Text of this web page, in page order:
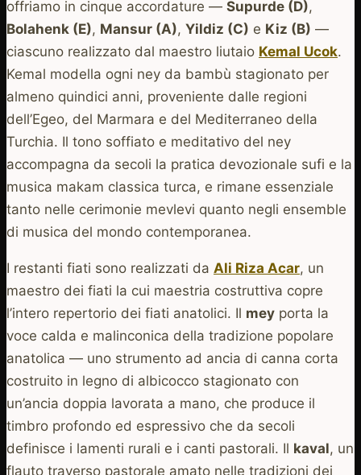
offriamo in cinque accordature — Supurde (D),
Bolahenk (E), Mansur (A), Yildiz (C) e Kiz (B) —
ciascuno realizzato dal maestro liutaio Kemal Ucok.
Kemal modella ogni ney da bambù stagionato per
almeno quindici anni, proveniente dalle regioni
dell’Egeo, del Marmara e del Mediterraneo della
Turchia. Il tono soffiato e meditativo del ney
accompagna da secoli la pratica devozionale sufi e la
musica makam classica turca, e rimane essenziale
tanto nelle cerimonie mevlevi quanto negli ensemble
di musica del mondo contemporanea.
I restanti fiati sono realizzati da Ali Riza Acar, un
maestro dei fiati la cui maestria costruttiva copre
l’intero repertorio dei fiati anatolici. Il mey porta la
voce calda e malinconica della tradizione popolare
anatolica — uno strumento ad ancia di canna corta
costruito in legno di albicocco stagionato con
un’ancia doppia lavorata a mano, che produce il
timbro profondo ed espressivo che da secoli
definisce i lamenti rurali e i canti pastorali. Il kaval, un
flauto traverso pastorale amato nelle tradizioni dei